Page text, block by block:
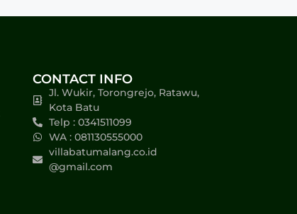
CONTACT INFO
Jl. Wukir, Torongrejo, Ratawu,
Kota Batu
Telp : 0341511099
WA : 081130555000
villabatumalang.co.id
@gmail.com